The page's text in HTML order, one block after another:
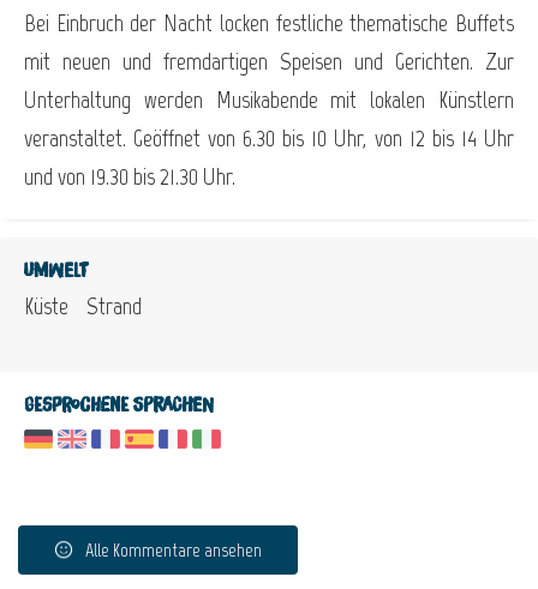
Bei Einbruch der Nacht locken festliche thematische Buffets
mit neuen und fremdartigen Speisen und Gerichten. Zur
Unterhaltung werden Musikabende mit lokalen Künstlern
veranstaltet. Geöffnet von 6.30 bis 10 Uhr, von 12 bis 14 Uhr
und von 19.30 bis 21.30 Uhr.
Umwelt
Küste Strand
Gesprochene Sprachen
Alle Kommentare ansehen